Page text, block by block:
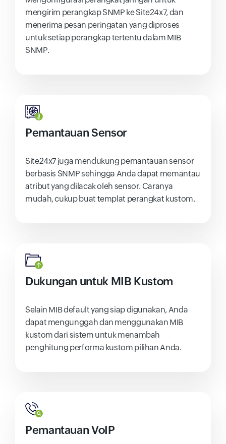
mengirim perangkap SNMP ke Site24x7, dan
menerima pesan peringatan yang diproses
untuk setiap perangkap tertentu dalam MIB
SNMP.
Pemantauan Sensor
Site24x7 juga mendukung pemantauan sensor
berbasis SNMP sehingga Anda dapat memantau
atribut yang dilacak oleh sensor. Caranya
mudah, cukup buat templat perangkat kustom.
Dukungan untuk MIB Kustom
Selain MIB default yang siap digunakan, Anda
dapat mengunggah dan menggunakan MIB
kustom dari sistem untuk menambah
penghitung performa kustom pilihan Anda.
Pemantauan VoIP